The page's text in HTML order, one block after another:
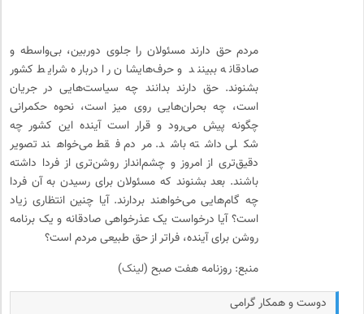
مردم حق دارند مسئولان را جلوی دوربین، بی‌واسطه و
صادقانه ببینند و حرف‌هایشان را درباره شرایط کشور
بشنوند. حق دارند بدانند چه سیاست‌هایی در جریان
است، چه بحران‌هایی روی میز است، نحوه حکمرانی
چگونه پیش می‌رود و قرار است آینده این کشور چه
شکلی داشته باشد. مردم فقط می‌خواهند تصویر
دقیق‌تری از امروز و چشم‌انداز روشن‌تری از فردا داشته
باشند. بعد بشنوند که مسئولان برای رسیدن به آن فردا
چه گام‌هایی می‌خواهند بردارند. آیا چنین انتظاری زیاد
است؟ آیا درخواست یک عذرخواهی صادقانه و یک برنامه
روشن برای آینده، فراتر از حق طبیعی مردم است؟
منبع: روزنامه هفت صبح (لینک)
دوست و همکار گرامی